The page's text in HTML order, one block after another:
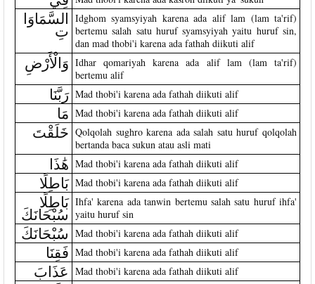
السَّمَاوَا
تِ
Idghom syamsyiyah karena ada alif lam (lam ta'rif)
bertemu salah satu huruf syamsyiyah yaitu huruf sin,
dan mad thobi'i karena ada fathah diikuti alif
وَالْأَرْضِ Idhar qomariyah karena ada alif lam (lam ta'rif)
bertemu alif
رَبَّنَا Mad thobi'i karena ada fathah diikuti alif
مَا Mad thobi'i karena ada fathah diikuti alif
خَلَقْتَ Qolqolah sughro karena ada salah satu huruf qolqolah
bertanda baca sukun atau asli mati
هَٰذَا Mad thobi'i karena ada fathah diikuti alif
بَاطِلًا Mad thobi'i karena ada fathah diikuti alif
بَاطِلًا
سُبْحَانَكَ
Ihfa' karena ada tanwin bertemu salah satu huruf ihfa'
yaitu huruf sin
سُبْحَانَكَ Mad thobi'i karena ada fathah diikuti alif
فَقِنَا Mad thobi'i karena ada fathah diikuti alif
عَذَابَ Mad thobi'i karena ada fathah diikuti alif